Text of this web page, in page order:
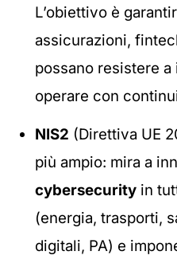
L’obiettivo è
assicurazioni,
possano resistere
operare con
NIS2 (Direttiva UE
più ampio: mira a
cybersecurity in
(energia, trasporti,
digitali, PA) e